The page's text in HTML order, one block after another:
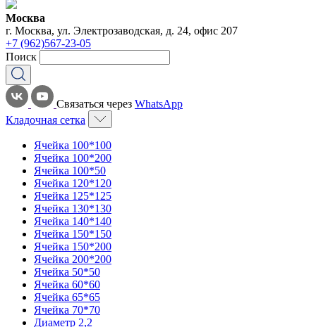
Москва
г. Москва, ул. Электрозаводская, д. 24, офис 207
+7 (962)567-23-05
Поиск
Связаться через WhatsApp
Кладочная сетка
Ячейка 100*100
Ячейка 100*200
Ячейка 100*50
Ячейка 120*120
Ячейка 125*125
Ячейка 130*130
Ячейка 140*140
Ячейка 150*150
Ячейка 150*200
Ячейка 200*200
Ячейка 50*50
Ячейка 60*60
Ячейка 65*65
Ячейка 70*70
Диаметр 2,2